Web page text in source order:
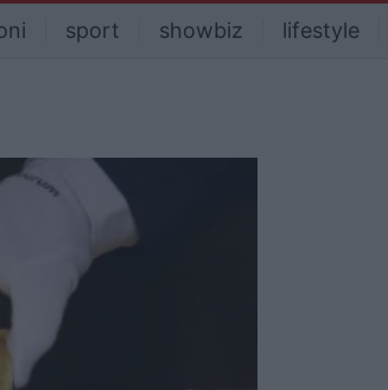
sport showbiz lifestyle